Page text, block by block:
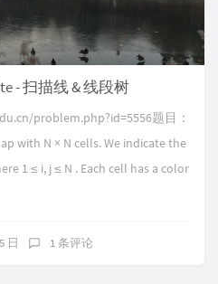
- 扫描线 & 线段树
problem.php?id=5556题目：
with N × N cells. We indicate the
1 ≤ i, j ≤ N . Each cell has a color
日 1 条评论